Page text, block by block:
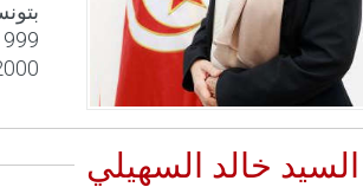
2000 إلى سنة 2003. شغلت في ما
السيد خالد السهيلي